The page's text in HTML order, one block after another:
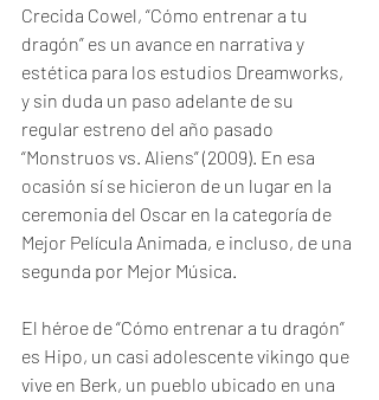
Crecida Cowel, “Cómo entrenar a tu
dragón” es un avance en narrativa y
estética para los estudios Dreamworks,
y sin duda un paso adelante de su
regular estreno del año pasado
“Monstruos vs. Aliens” (2009). En esa
ocasión sí se hicieron de un lugar en la
ceremonia del Oscar en la categoría de
Mejor Película Animada, e incluso, de una
segunda por Mejor Música.
El héroe de “Cómo entrenar a tu dragón”
es Hipo, un casi adolescente vikingo que
vive en Berk, un pueblo ubicado en una